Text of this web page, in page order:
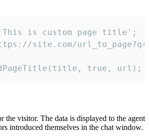
is custom page title';
site.com/
true, url);
the visitor. The data is displayed to the agent
introduced themselves in the chat window.